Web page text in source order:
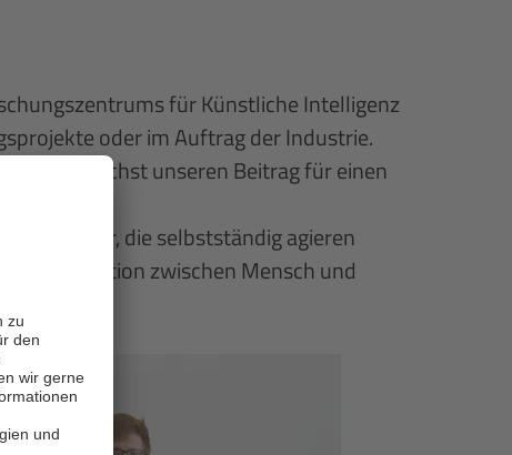
für Künstliche Intelligenz
oder im Auftrag der Industrie.
und möglichst unseren Beitrag für einen
Roboter, die selbstständig agieren
Interaktion zwischen Mensch und